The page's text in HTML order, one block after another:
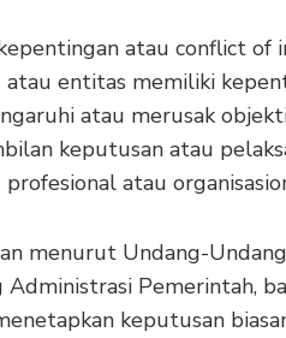
atau conflict of
atau entitas memiliki
atau merusak
keputusan atau
profesional atau
menurut Undang-
Administrasi Pemerintah,
keputusan